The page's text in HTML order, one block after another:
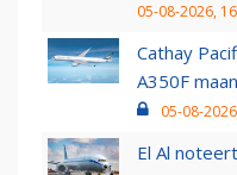
05-08-2026,
Cathay
A350F
05-08-
El Al